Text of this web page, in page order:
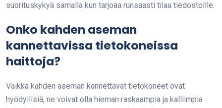
suorituskykyä samalla kun tarjoaa runsaasti tilaa tiedostoille.
Onko kahden aseman
kannettavissa tietokoneissa
haittoja?
Vaikka kahden aseman kannettavat tietokoneet ovat
hyödyllisiä, ne voivat olla hieman raskaampia ja kalliimpia